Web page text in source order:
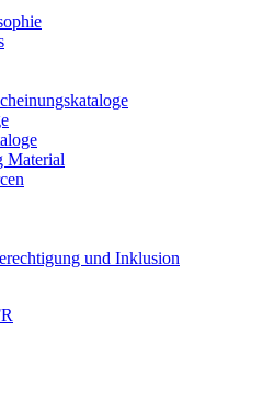
Material
und Inklusion